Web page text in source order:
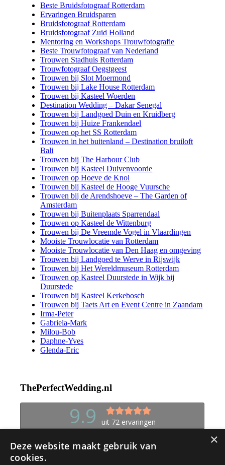
Beste Bruidsfotograaf Rotterdam
Ervaringen Bruidsparen
Bruidsfotograaf Rotterdam
Bruidsfotograaf Zuid Holland
Mentoring en Workshops Trouwfotografie
Beste Trouwfotograaf van Nederland
Trouwen Stadhuis Rotterdam
Trouwfotograaf Oegstgeest
Trouwen bij Slot Moermond
Trouwen bij Lake House Rotterdam
Trouwen bij Kasteel Woerden
Destination Wedding – Dakar Senegal
Trouwen bij Landgoed Duin en Kruidberg
Trouwen bij Huize Frankendael
Trouwen op het SS Rotterdam
Trouwen in het buitenland – Destination bruiloft
Bali
Trouwen bij The Harbour Club
Trouwen bij Kasteel Duivenvoorde
Trouwen op Hoeve de Knol
Trouwen bij Kasteel de Hooge Vuursche
Trouwen bij de Arendshoeve – The Garden of
Amsterdam
Trouwen bij Buitenplaats Sparrendaal
Trouwen op Kasteel de Wittenburg
Trouwen bij De Vreemde Vogel in Vlaardingen
Mooiste Trouwlocatie van Rotterdam
Mooiste Trouwlocatie van Den Haag en omgeving
Trouwen bij Landgoed te Werve in Rijswijk
Trouwen bij Het Wereldmuseum Rotterdam
Trouwen op Kasteel Duurstede in Wijk bij
Duurstede
Trouwen bij Kasteel Kerkebosch
Trouwen bij Taets Art en Event Centre in Zaandam
Irma-Peter
Gabriela-Mark
Milou-Bob
Daphne-Yves
Glenda-Eric
ThePerfectWedding.nl
×
Deze website maakt gebruik van
cookies.